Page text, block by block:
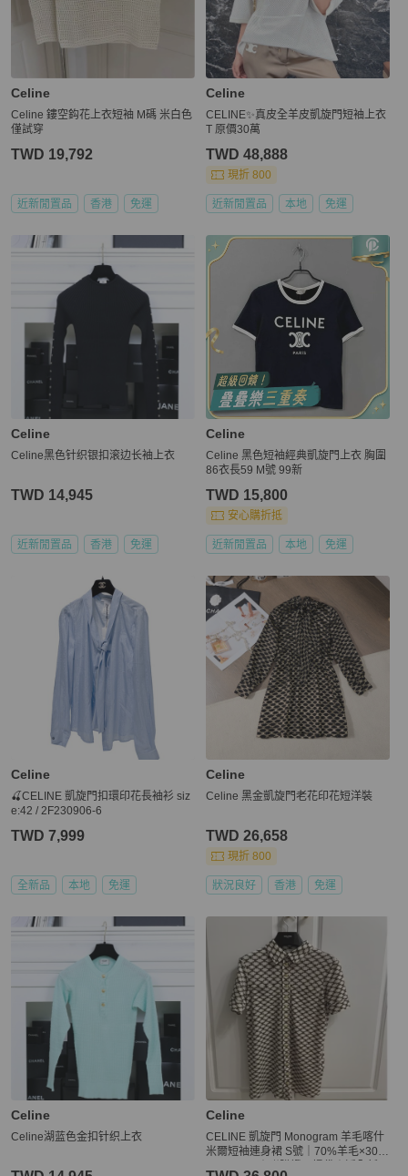
Celine
Celine 鏤空鈎花上衣短袖 M碼 米白色
僅試穿
TWD 19,792
近新閒置品 香港 免運
Celine
CELINE✨真皮全羊皮凱旋門短袖上衣
T 原價30萬
TWD 48,888
現折 800
近新閒置品 本地 免運
Celine
Celine黑色针织银扣滚边长袖上衣
TWD 14,945
近新閒置品 香港 免運
Celine
Celine 黑色短袖經典凱旋門上衣 胸圍
86衣長59 M號 99新
TWD 15,800
安心購折抵
近新閒置品 本地 免運
Celine
🍒CELINE 凱旋門扣環印花長袖衫 siz
e:42 / 2F230906-6
TWD 7,999
全新品 本地 免運
Celine
Celine 黑金凱旋門老花印花短洋裝
TWD 26,658
現折 800
狀況良好 香港 免運
Celine
Celine湖蓝色金扣针织上衣
Celine
CELINE 凱旋門 Monogram 羊毛喀什
米爾短袖連身裙 S號｜70%羊毛×30%